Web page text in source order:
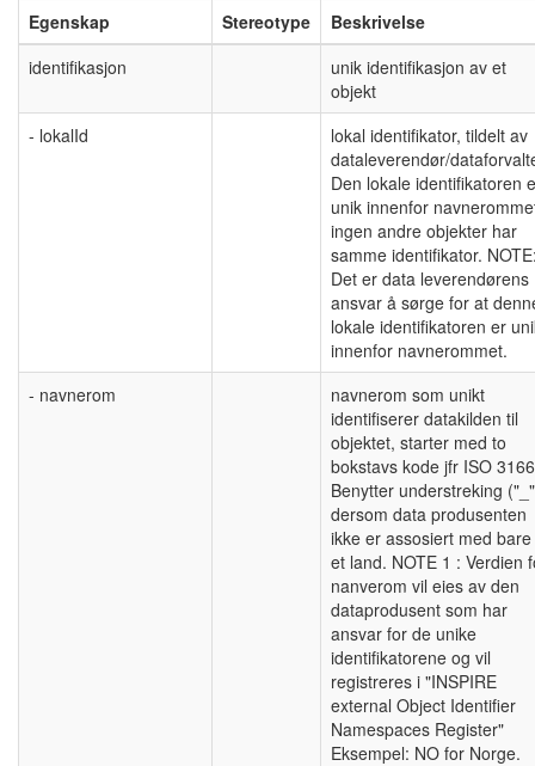
Egenskap Stereotype
Beskrivelse
identifikasjon
unik identifikasjon av et
objekt
- lokalId
lokal identifikator, tildelt av
dataleverendør/
Den lokale identifikatoren
unik innenfor
ingen andre objekter har
samme identifikator.
Det er data leverendørens
ansvar å sørge for at
lokale identifikatoren er
innenfor navnerommet.
- navnerom
navnerom som unikt
identifiserer datakilden til
objektet, starter med to
bokstavs kode jfr ISO
Benytter understreking
dersom data produsenten
ikke er assosiert med bare
et land. NOTE 1 : Verdien
nanverom vil eies av den
dataprodusent som har
ansvar for de unike
identifikatorene og vil
registreres i "INSPIRE
external Object Identifier
Namespaces Register"
Eksempel: NO for Norge.